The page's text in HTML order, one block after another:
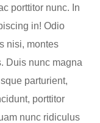
porttitor nunc. In
in! Odio
nisi, montes
Duis nunc magna
parturient,
porttitor
nunc ridiculus